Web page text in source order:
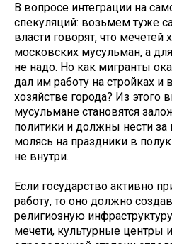
В вопросе интеграции на
спекуляций: возьмем туже
власти говорят, что мечетей
московских мусульман, а
не надо. Но как мигранты
дал им работу на стройках
хозяйстве города? Из этого
мусульмане становятся
политики и должны нести за
молясь на праздники в
не внутри.
Если государство активно
работу, то оно должно
религиозную
мечети, культурные центры